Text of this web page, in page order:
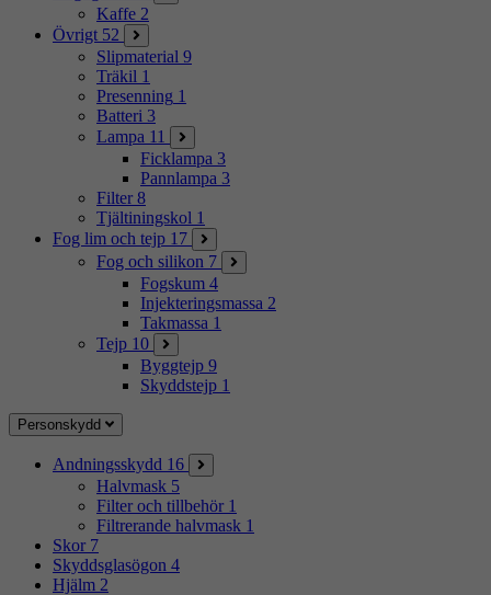
Kaffe 2
Övrigt 52
Slipmaterial 9
Träkil 1
Presenning 1
Batteri 3
Lampa 11
Ficklampa 3
Pannlampa 3
Filter 8
Tjältiningskol 1
Fog lim och tejp 17
Fog och silikon 7
Fogskum 4
Injekteringsmassa 2
Takmassa 1
Tejp 10
Byggtejp 9
Skyddstejp 1
Personskydd
Andningsskydd 16
Halvmask 5
Filter och tillbehör 1
Filtrerande halvmask 1
Skor 7
Skyddsglasögon 4
Hjälm 2